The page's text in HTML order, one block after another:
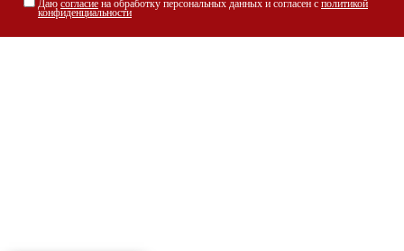
Даю согласие на обработку персональных данных и согласен с политикой
конфиденциальности